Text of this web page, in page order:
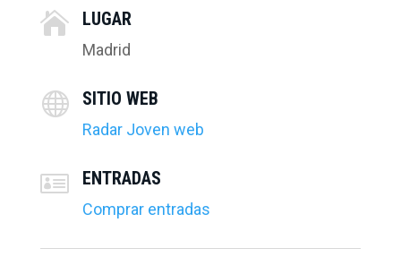
 LUGAR
Madrid
 SITIO WEB
Radar Joven web
 ENTRADAS
Comprar entradas